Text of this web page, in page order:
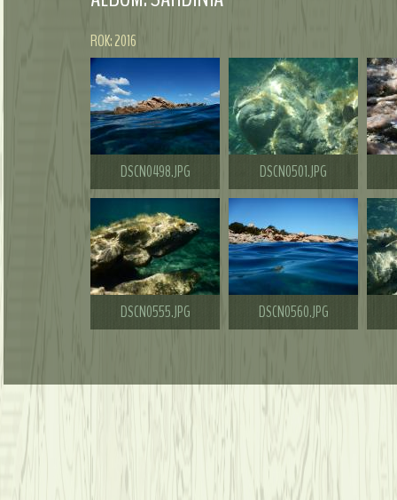
ROK: 2016
DSCN0498.JPG DSCN0501.JPG
DSCN0555.JPG DSCN0560.JPG